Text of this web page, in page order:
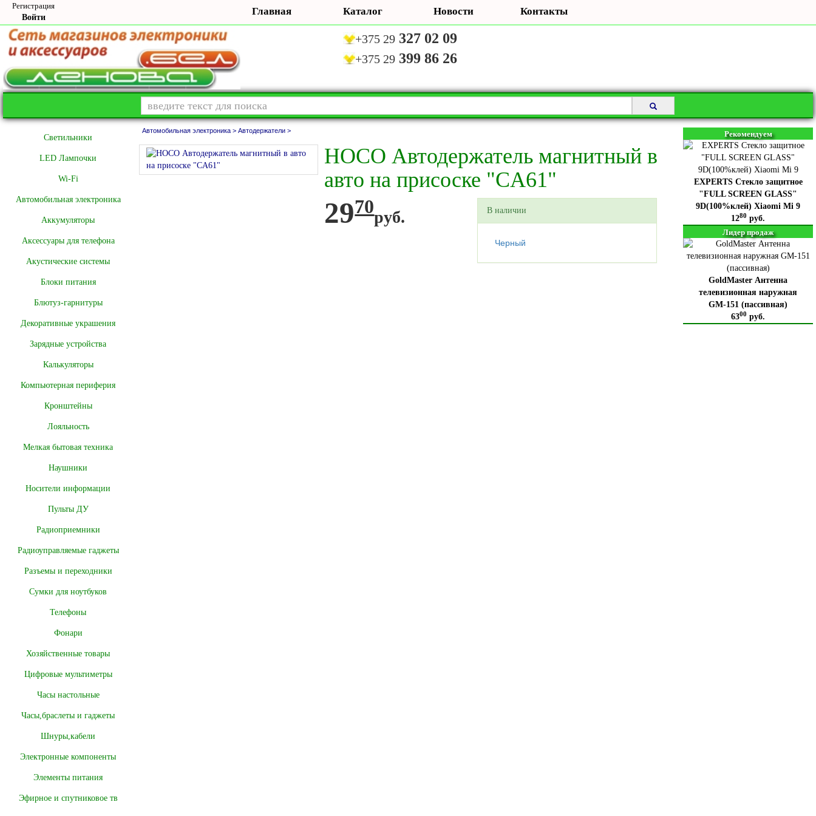
Регистрация
Войти
Главная Каталог Новости Контакты
+375 29 327 02 09
+375 29 399 86 26
Cветильники
LED Лампочки
Wi-Fi
Автомобильная электроника
Аккумуляторы
Аксессуары для телефона
Акустические системы
Блоки питания
Блютуз-гарнитуры
Декоративные украшения
Зарядные устройства
Калькуляторы
Компьютерная периферия
Кронштейны
Лояльность
Мелкая бытовая техника
Наушники
Носители информации
Пульты ДУ
Радиоприемники
Радиоуправляемые гаджеты
Разъемы и переходники
Сумки для ноутбуков
Телефоны
Фонари
Хозяйственные товары
Цифровые мультиметры
Часы настольные
Часы,браслеты и гаджеты
Шнуры,кабели
Электронные компоненты
Элементы питания
Эфирное и спутниковое тв
Автомобильная электроника > Автодержатели >
HOCO Автодержатель магнитный в
авто на присоске "CA61"
2970руб. В наличии
Черный
Рекомендуем
EXPERTS Стекло защитное
"FULL SCREEN GLASS"
9D(100%клей) Xiaomi Mi 9
1280 руб.
Лидер продаж
GoldMaster Антенна
телевизионная наружная
GM-151 (пассивная)
6300 руб.